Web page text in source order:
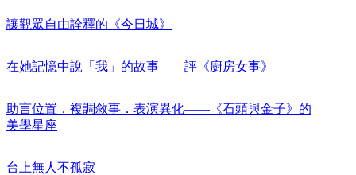
讓觀眾自由詮釋的《今日城》
在她記憶中說「我」的故事——評《廚房女事》
助言位置．複調敘事．表演異化——《石頭與金子》的
美學星座
台上無人不孤寂